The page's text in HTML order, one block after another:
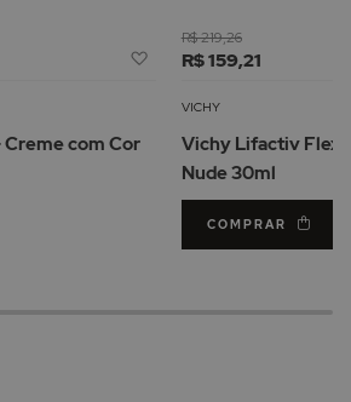
Adicionar
Lista
Desejos
Creme com Cor
R$ 159,21
R$ 219,26
VICHY
Vichy Lifactiv
Nude 30ml
COMPRAR